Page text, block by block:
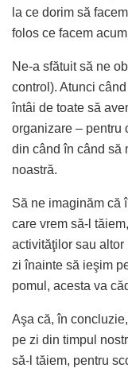
la ce dorim să
folos ce facem
Ne-a sfătuit să ne
control). Atunci
întâi de toate să
organizare – pentru
din când în când să
noastră.
Să ne imaginăm că
care vrem să-l
activităţilor sau
zi înainte să ieşim
pomul, acesta va
Aşa că, în
pe zi din timpul
să-l tăiem, pentru